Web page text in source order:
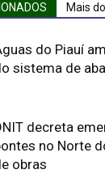
Mais
do Piauí
sistema de
decreta
no Norte
obras